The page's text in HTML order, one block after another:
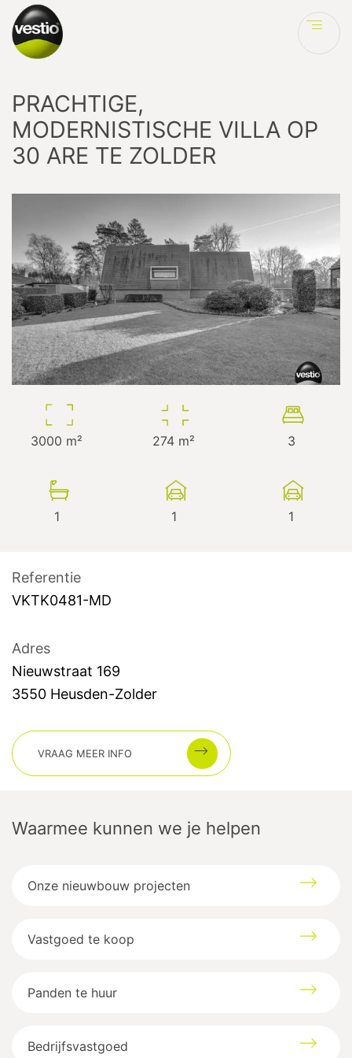
PRACHTIGE,
MODERNISTISCHE VILLA OP
30 ARE TE ZOLDER
3000 m² 274 m² 3
1 1 1
Referentie
VKTK0481-MD
Adres
Nieuwstraat 169
3550 Heusden-Zolder
VRAAG MEER INFO
Waarmee kunnen we je helpen
Onze nieuwbouw projecten
Vastgoed te koop
Panden te huur
Bedrijfsvastgoed